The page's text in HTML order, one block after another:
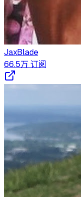
JaxBlade
66.5万 订阅